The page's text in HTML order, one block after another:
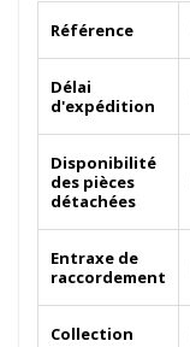
Référence
Délai
d'expédition
Disponibilité
des pièces
détachées
Entraxe de
raccordement
Collection